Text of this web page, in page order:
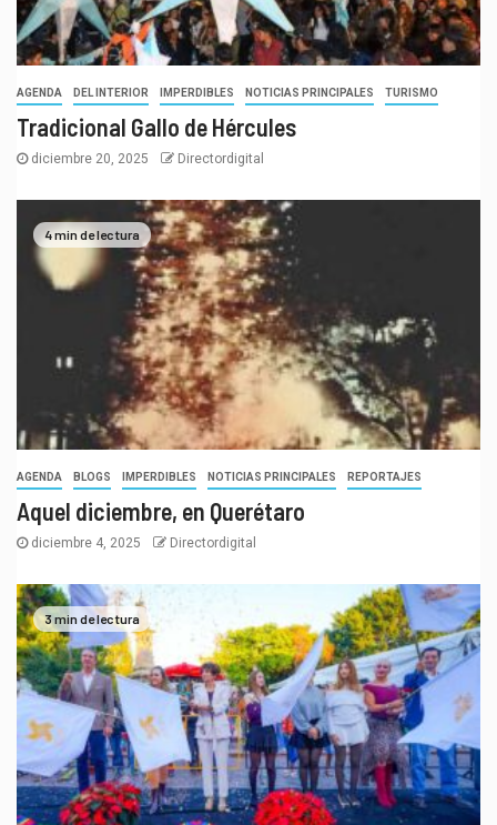
AGENDA DEL INTERIOR IMPERDIBLES NOTICIAS PRINCIPALES TURISMO
Tradicional Gallo de Hércules
diciembre 20, 2025 Directordigital
4 min de lectura
AGENDA BLOGS IMPERDIBLES NOTICIAS PRINCIPALES REPORTAJES
Aquel diciembre, en Querétaro
diciembre 4, 2025 Directordigital
3 min de lectura